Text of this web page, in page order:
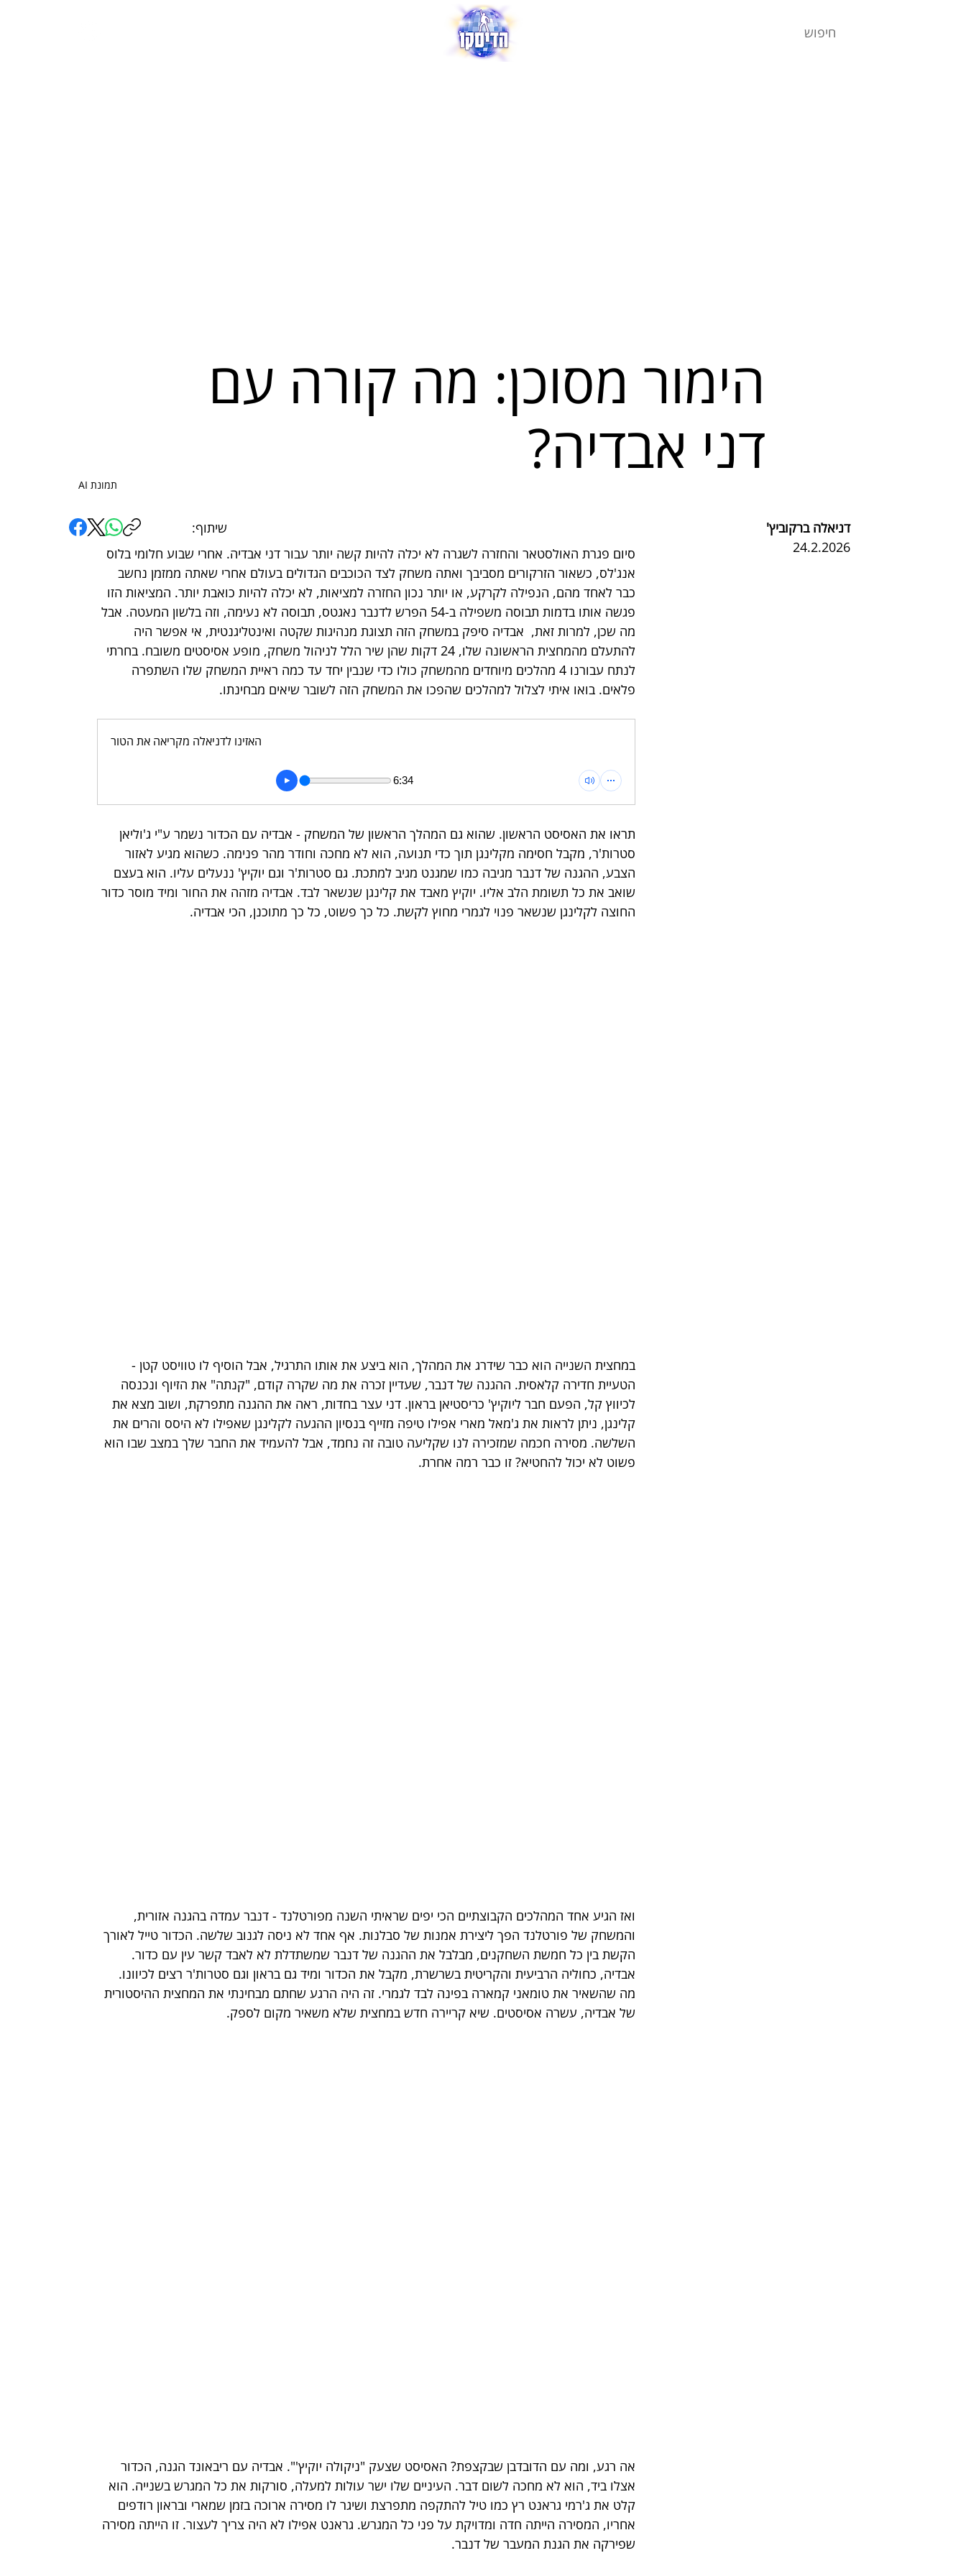
סיום פגרת האולסטאר והחזרה לשגרה לא יכלה להיות קשה יותר עבור דני אבדיה. אחרי שבוע חלומי בלוס
אנג'לס, כשאור הזרקורים מסביבך ואתה משחק לצד הכוכבים הגדולים בעולם אחרי שאתה ממזמן נחשב
כבר לאחד מהם, הנפילה לקרקע, או יותר נכון החזרה למציאות, לא יכלה להיות כואבת יותר. המציאות הזו
פגשה אותו בדמות תבוסה משפילה ב-54 הפרש לדנבר נאגטס, תבוסה לא נעימה, וזה בלשון המעטה. אבל
מה שכן, למרות זאת,  אבדיה סיפק במשחק הזה תצוגת מנהיגות שקטה ואינטליגנטית, אי אפשר היה
להתעלם מהמחצית הראשונה שלו, 24 דקות שהן שיר הלל לניהול משחק, מופע אסיסטים משובח. בחרתי
לנתח עבורנו 4 מהלכים מיוחדים מהמשחק כולו כדי שנבין יחד עד כמה ראיית המשחק שלו השתפרה
פלאים. בואו איתי לצלול למהלכים שהפכו את המשחק הזה לשובר שיאים מבחינתו.
האזינו לדניאלה מקריאה את הטור
6:34
תראו את האסיסט הראשון. שהוא גם המהלך הראשון של המשחק - אבדיה עם הכדור נשמר ע"י ג'וליאן
סטרות'ר, מקבל חסימה מקלינגן תוך כדי תנועה, הוא לא מחכה וחודר מהר פנימה. כשהוא מגיע לאזור
הצבע, ההגנה של דנבר מגיבה כמו שמגנט מגיב למתכת. גם סטרות'ר וגם יוקיץ' ננעלים עליו. הוא בעצם
שואב את כל תשומת הלב אליו. יוקיץ מאבד את קלינגן שנשאר לבד. אבדיה מזהה את החור ומיד מוסר כדור
החוצה לקלינגן שנשאר פנוי לגמרי מחוץ לקשת. כל כך פשוט, כל כך מתוכנן, הכי אבדיה.
במחצית השנייה הוא כבר שידרג את המהלך, הוא ביצע את אותו התרגיל, אבל הוסיף לו טוויסט קטן -
הטעיית חדירה קלאסית. ההגנה של דנבר, שעדיין זכרה את מה שקרה קודם, "קנתה" את הזיוף ונכנסה
לכיווץ קל, הפעם חבר ליוקיץ' כריסטיאן בראון. דני עצר בחדות, ראה את ההגנה מתפרקת, ושוב מצא את
קלינגן, ניתן לראות את ג'מאל מארי אפילו טיפה מזייף בנסיון ההגעה לקלינגן שאפילו לא היסס והרים את
השלשה. מסירה חכמה שמזכירה לנו שקליעה טובה זה נחמד, אבל להעמיד את החבר שלך במצב שבו הוא
פשוט לא יכול להחטיא? זו כבר רמה אחרת.
ואז הגיע אחד המהלכים הקבוצתיים הכי יפים שראיתי השנה מפורטלנד - דנבר עמדה בהגנה אזורית,
והמשחק של פורטלנד הפך ליצירת אמנות של סבלנות. אף אחד לא ניסה לגנוב שלשה. הכדור טייל לאורך
הקשת בין כל חמשת השחקנים, מבלבל את ההגנה של דנבר שמשתדלת לא לאבד קשר עין עם כדור.
אבדיה, כחוליה הרביעית והקריטית בשרשרת, מקבל את הכדור ומיד גם בראון וגם סטרות'ר רצים לכיוונו.
מה שהשאיר את טומאני קמארה בפינה לבד לגמרי. זה היה הרגע שחתם מבחינתי את המחצית ההיסטורית
של אבדיה, עשרה אסיסטים. שיא קריירה חדש במחצית שלא משאיר מקום לספק.
אה רגע, ומה עם הדובדבן שבקצפת? האסיסט שצעק "ניקולה יוקיץ'". אבדיה עם ריבאונד הגנה, הכדור
אצלו ביד, הוא לא מחכה לשום דבר. העיניים שלו ישר עולות למעלה, סורקות את כל המגרש בשנייה. הוא
קלט את ג'רמי גראנט רץ כמו טיל להתקפה מתפרצת ושיגר לו מסירה ארוכה בזמן שמארי ובראון רודפים
אחריו, המסירה הייתה חדה ומדויקת על פני כל המגרש. גראנט אפילו לא היה צריך לעצור. זו הייתה מסירה
שפירקה את הגנת המעבר של דנבר.
שיתוף:
דניאלה ברקוביץ'
24.2.2026
תמונת AI
הימור מסוכן: מה קורה עם
דני אבדיה?